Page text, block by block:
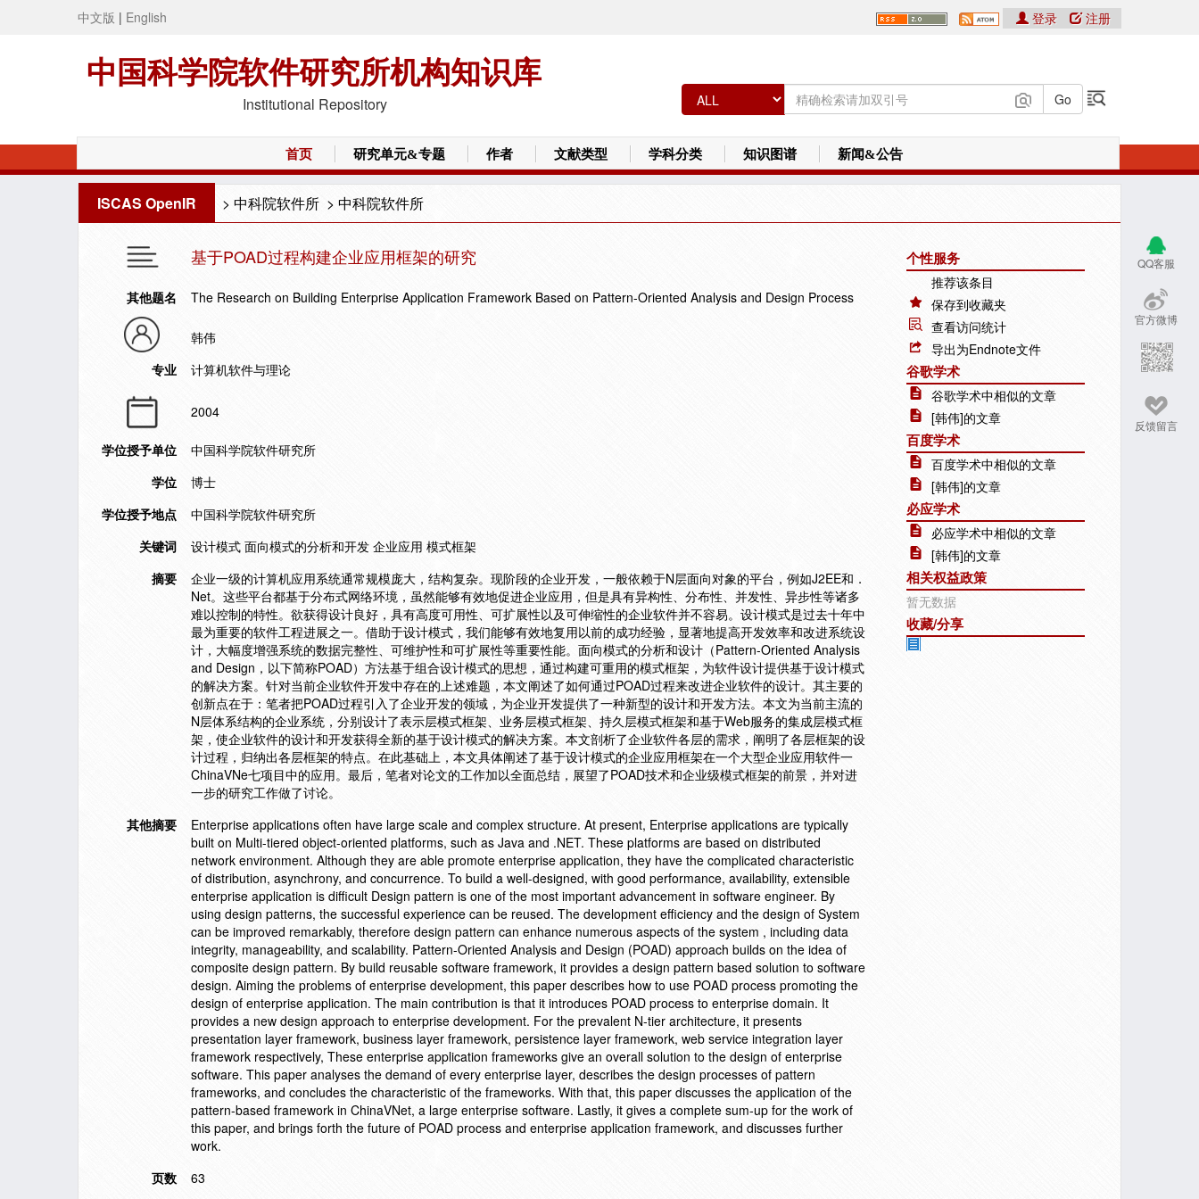
中文版 | English
中国科学院软件研究所机构知识库
Institutional Repository
登录 注册
首页 研究单元&专题 作者 文献类型 学科分类 知识图谱 新闻&公告
ISCAS OpenIR > 中科院软件所 > 中科院软件所
QQ客服
官方微博
反馈留言
基于POAD过程构建企业应用框架的研究
其他题名 The Research on Building Enterprise Application Framework Based on Pattern-Oriented Analysis and Design Process
韩伟
专业
计算机软件与理论
2004
学位授予单位
中国科学院软件研究所
学位
博士
学位授予地点
中国科学院软件研究所
关键词
设计模式 面向模式的分析和开发 企业应用 模式框架
摘要
企业一级的计算机应用系统通常规模庞大，结构复杂。现阶段的企业开发，一般依赖于N层面向对象的平台，例如J2EE和．
Net。这些平台都基于分布式网络环境，虽然能够有效地促进企业应用，但是具有异构性、分布性、并发性、异步性等诸多
难以控制的特性。欲获得设计良好，具有高度可用性、可扩展性以及可伸缩性的企业软件并不容易。设计模式是过去十年中
最为重要的软件工程进展之一。借助于设计模式，我们能够有效地复用以前的成功经验，显著地提高开发效率和改进系统设
计，大幅度增强系统的数据完整性、可维护性和可扩展性等重要性能。面向模式的分析和设计（Pattern-Oriented Analysis
and Design，以下简称POAD）方法基于组合设计模式的思想，通过构建可重用的模式框架，为软件设计提供基于设计模式
的解决方案。针对当前企业软件开发中存在的上述难题，本文阐述了如何通过POAD过程来改进企业软件的设计。其主要的
创新点在于：笔者把POAD过程引入了企业开发的领域，为企业开发提供了一种新型的设计和开发方法。本文为当前主流的
N层体系结构的企业系统，分别设计了表示层模式框架、业务层模式框架、持久层模式框架和基于Web服务的集成层模式框
架，使企业软件的设计和开发获得全新的基于设计模式的解决方案。本文剖析了企业软件各层的需求，阐明了各层框架的设
计过程，归纳出各层框架的特点。在此基础上，本文具体阐述了基于设计模式的企业应用框架在一个大型企业应用软件一
ChinaVNe七项目中的应用。最后，笔者对论文的工作加以全面总结，展望了POAD技术和企业级模式框架的前景，并对进
一步的研究工作做了讨论。
其他摘要
Enterprise applications often have large scale and complex structure. At present, Enterprise applications are typically
built on Multi-tiered object-oriented platforms, such as Java and .NET. These platforms are based on distributed
network environment. Although they are able promote enterprise application, they have the complicated characteristic
of distribution, asynchrony, and concurrence. To build a well-designed, with good performance, availability, extensible
enterprise application is difficult Design pattern is one of the most important advancement in software engineer. By
using design patterns, the successful experience can be reused. The development efficiency and the design of System
can be improved remarkably, therefore design pattern can enhance numerous aspects of the system , including data
integrity, manageability, and scalability. Pattern-Oriented Analysis and Design (POAD) approach builds on the idea of
composite design pattern. By build reusable software framework, it provides a design pattern based solution to software
design. Aiming the problems of enterprise development, this paper describes how to use POAD process promoting the
design of enterprise application. The main contribution is that it introduces POAD process to enterprise domain. It
provides a new design approach to enterprise development. For the prevalent N-tier architecture, it presents
presentation layer framework, business layer framework, persistence layer framework, web service integration layer
framework respectively, These enterprise application frameworks give an overall solution to the design of enterprise
software. This paper analyses the demand of every enterprise layer, describes the design processes of pattern
frameworks, and concludes the characteristic of the frameworks. With that, this paper discusses the application of the
pattern-based framework in ChinaVNet, a large enterprise software. Lastly, it gives a complete sum-up for the work of
this paper, and brings forth the future of POAD process and enterprise application framework, and discusses further
work.
页数
63
个性服务
推荐该条目
保存到收藏夹
查看访问统计
导出为Endnote文件
谷歌学术
谷歌学术中相似的文章
[韩伟]的文章
百度学术
百度学术中相似的文章
[韩伟]的文章
必应学术
必应学术中相似的文章
[韩伟]的文章
相关权益政策
暂无数据
收藏/分享